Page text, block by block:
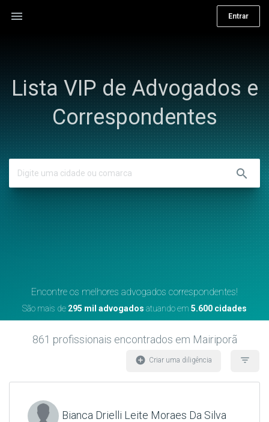
menu Entrar
Lista VIP de Advogados e
Correspondentes
search
Encontre os melhores advogados correspondentes!
São mais de 295 mil advogados atuando em 5.600 cidades
861 profissionais encontrados em Mairiporã
filter_list
add_circle Criar uma diligência
Bianca Drielli Leite Moraes Da Silva